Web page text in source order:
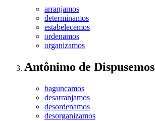
arranjamos
determinamos
estabelecemos
ordenamos
organizamos
Antônimo de Dispusemos
baguncamos
desarranjamos
desordenamos
desorganizamos